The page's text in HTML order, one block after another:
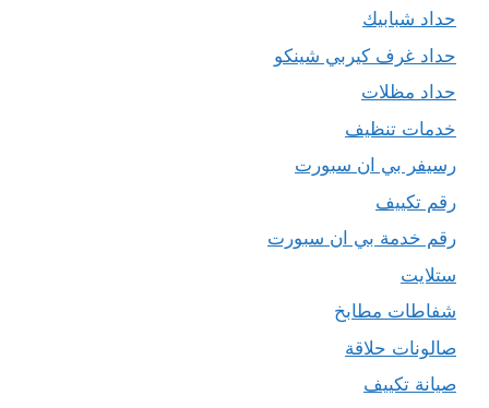
حداد شبابيك
حداد غرف كيربي شينكو
حداد مظلات
خدمات تنظيف
رسيفر بي ان سبورت
رقم تكييف
رقم خدمة بي ان سبورت
ستلايت
شفاطات مطابخ
صالونات حلاقة
صيانة تكييف